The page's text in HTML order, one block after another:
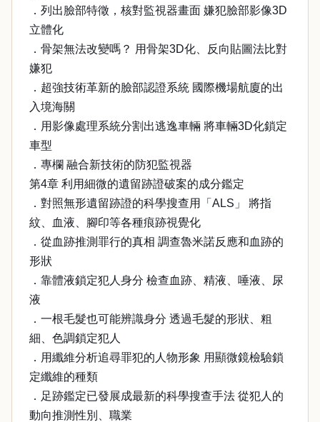
．列出臉部特徵，核對監視器畫面 嫌犯臉部影像3D
立體化
．骨架無法改變嗎？ 用骨架3D化、反向貼圖法比對
嫌犯
．超強技術革新的臉部認證系統 國際機場航廈的出
入境海關
．用影像處理系統分割出逃逸車輛 將車輛3D化鎖定
車型
．專欄 融合新技術的防犯監視器
第4章 利用細微的遺留跡證破案的成分鑑定
．對照無形遺留跡證的科學搜查用「ALS」 將指
紋、血液、腳印等各種痕跡視覺化
．從血跡推測罪行的真相 調查魯米諾反應和血跡的
形狀
．靠體液鎖定犯人身分 檢查血跡、精液、唾液、尿
液
．一根毛髮也可能辨識身分 透過毛髮的形狀、粗
細、色調鎖定犯人
．用纖維分析追尋罪犯的人物形象 用顯微鏡檢驗鎖
定纖維的種類
．足跡鑑定已發展成最新的科學搜查手法 從犯人的
動向推測性別、職業